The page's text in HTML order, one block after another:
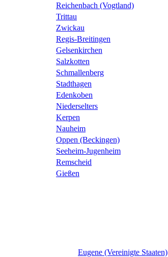
Reichenbach (Vogtland)
Trittau
Zwickau
Regis-Breitingen
Gelsenkirchen
Salzkotten
Schmallenberg
Stadthagen
Edenkoben
Niederselters
Kerpen
Nauheim
Oppen (Beckingen)
Seeheim-Jugenheim
Remscheid
Gießen
Eugene (Vereinigte Staaten)